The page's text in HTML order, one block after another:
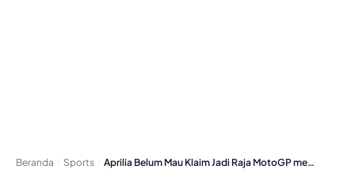
Beranda Sports Aprilia Belum Mau Klaim Jadi Raja MotoGP meski…